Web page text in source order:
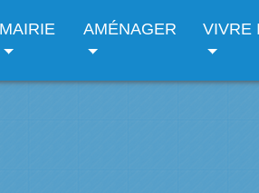
MAIRIE AMÉNAGER VIVRE